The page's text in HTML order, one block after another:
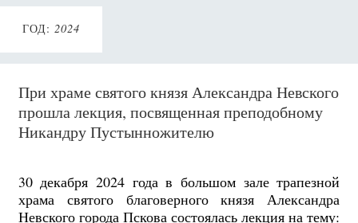
ГОД: 2024
При храме святого князя Александра Невского
прошла лекция, посвященная преподобному
Никандру Пустынножителю
30 декабря 2024 года в большом зале трапезной
храма святого благоверного князя Александра
Невского города Пскова состоялась лекция на тему: